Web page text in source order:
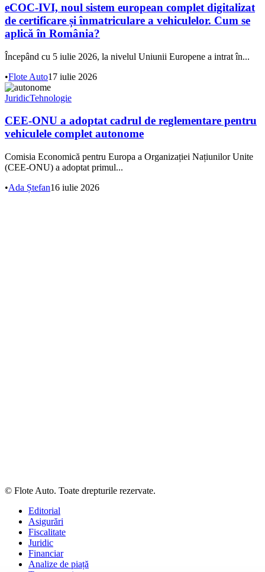
eCOC-IVI, noul sistem european complet digitalizat
de certificare și înmatriculare a vehiculelor. Cum se
aplică în România?
Începând cu 5 iulie 2026, la nivelul Uniunii Europene a intrat în...
•Flote Auto17 iulie 2026
JuridicTehnologie
CEE-ONU a adoptat cadrul de reglementare pentru
vehiculele complet autonome
Comisia Economică pentru Europa a Organizației Națiunilor Unite
(CEE-ONU) a adoptat primul...
•Ada Ștefan16 iulie 2026
© Flote Auto. Toate drepturile rezervate.
Editorial
Asigurări
Fiscalitate
Juridic
Financiar
Analize de piață